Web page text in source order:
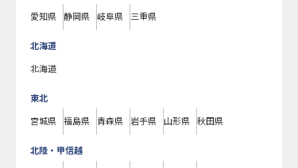
愛知県 静岡県 岐阜県 三重県
北海道
北海道
東北
宮城県 福島県 青森県 岩手県 山形県 秋田県
北陸・甲信越